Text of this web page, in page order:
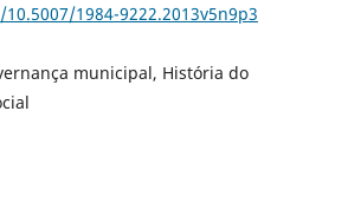
1984-9222.2013v5n9p3
municipal, História do